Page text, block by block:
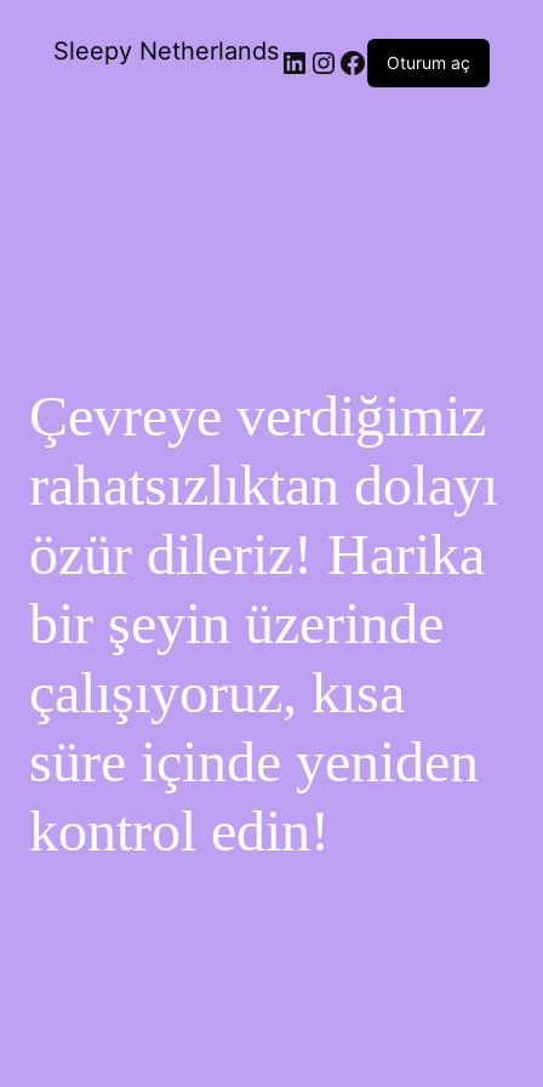
Sleepy Netherlands Oturum aç
Çevreye verdiğimiz
rahatsızlıktan dolayı
özür dileriz! Harika
bir şeyin üzerinde
çalışıyoruz, kısa
süre içinde yeniden
kontrol edin!